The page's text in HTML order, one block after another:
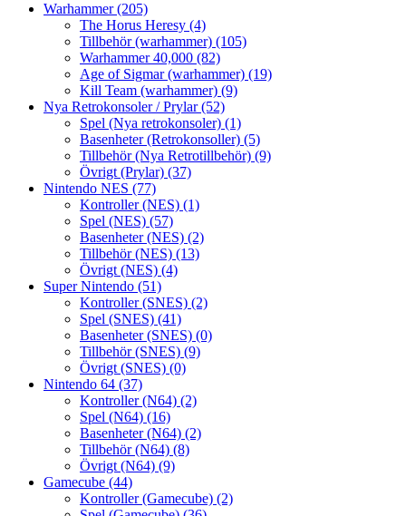
Warhammer(205)
The Horus Heresy (4)
Tillbehör (warhammer) (105)
Warhammer 40,000 (82)
Age of Sigmar (warhammer) (19)
Kill Team (warhammer) (9)
Nya Retrokonsoler / Prylar(52)
Spel (Nya retrokonsoler) (1)
Basenheter (Retrokonsoller) (5)
Tillbehör (Nya Retrotillbehör) (9)
Övrigt (Prylar) (37)
Nintendo NES (77)
Kontroller (NES) (1)
Spel (NES) (57)
Basenheter (NES) (2)
Tillbehör (NES) (13)
Övrigt (NES) (4)
Super Nintendo (51)
Kontroller (SNES) (2)
Spel (SNES) (41)
Basenheter (SNES) (0)
Tillbehör (SNES) (9)
Övrigt (SNES) (0)
Nintendo 64 (37)
Kontroller (N64) (2)
Spel (N64) (16)
Basenheter (N64) (2)
Tillbehör (N64) (8)
Övrigt (N64) (9)
Gamecube (44)
Kontroller (Gamecube) (2)